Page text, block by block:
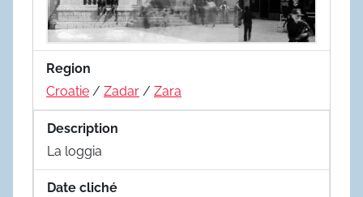
Region
Croatie / Zadar / Zara
Description
La loggia
Date cliché